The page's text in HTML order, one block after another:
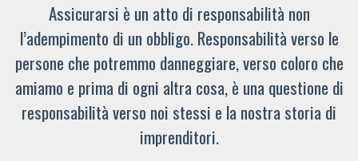
Assicurarsi è un atto di responsabilità non
l’adempimento di un obbligo. Responsabilità verso le
persone che potremmo danneggiare, verso coloro che
amiamo e prima di ogni altra cosa, è una questione di
responsabilità verso noi stessi e la nostra storia di
imprenditori.